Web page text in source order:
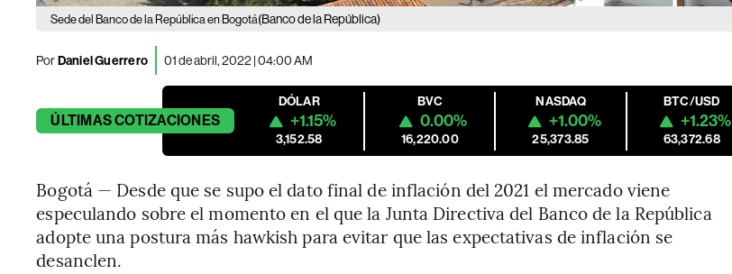
Sede del Banco de la República en Bogotá(Banco de la República)
PorDaniel Guerrero 01 de abril, 2022 | 04:00 AM
ÚLTIMASCOTIZACIONES
DÓLAR
+1.15%
3,152.58
BVC
0.00%
16,220.00
NASDAQ
+1.00%
25,373.85
BTC/USD
+1.23%
63,372.68
Bogotá — Desde que se supo el dato final de inflación del 2021 el mercado viene
especulando sobre el momento en el que la Junta Directiva del Banco de la República
adopte una postura más hawkish para evitar que las expectativas de inflación se
desanclen.